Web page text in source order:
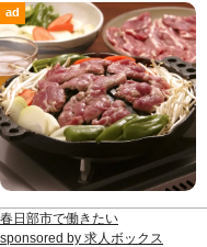
ad
春日部市で働きたい
sponsored by 求人ボックス